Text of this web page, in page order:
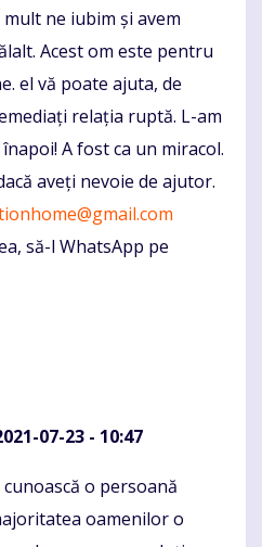
ne iubim și avem
Acest om este pentru
el vă poate ajuta, de
relația ruptă. L-am
A fost ca un miracol.
aveți nevoie de ajutor.
să-l WhatsApp pe
07-23 - 10:47
o persoană
oamenilor o